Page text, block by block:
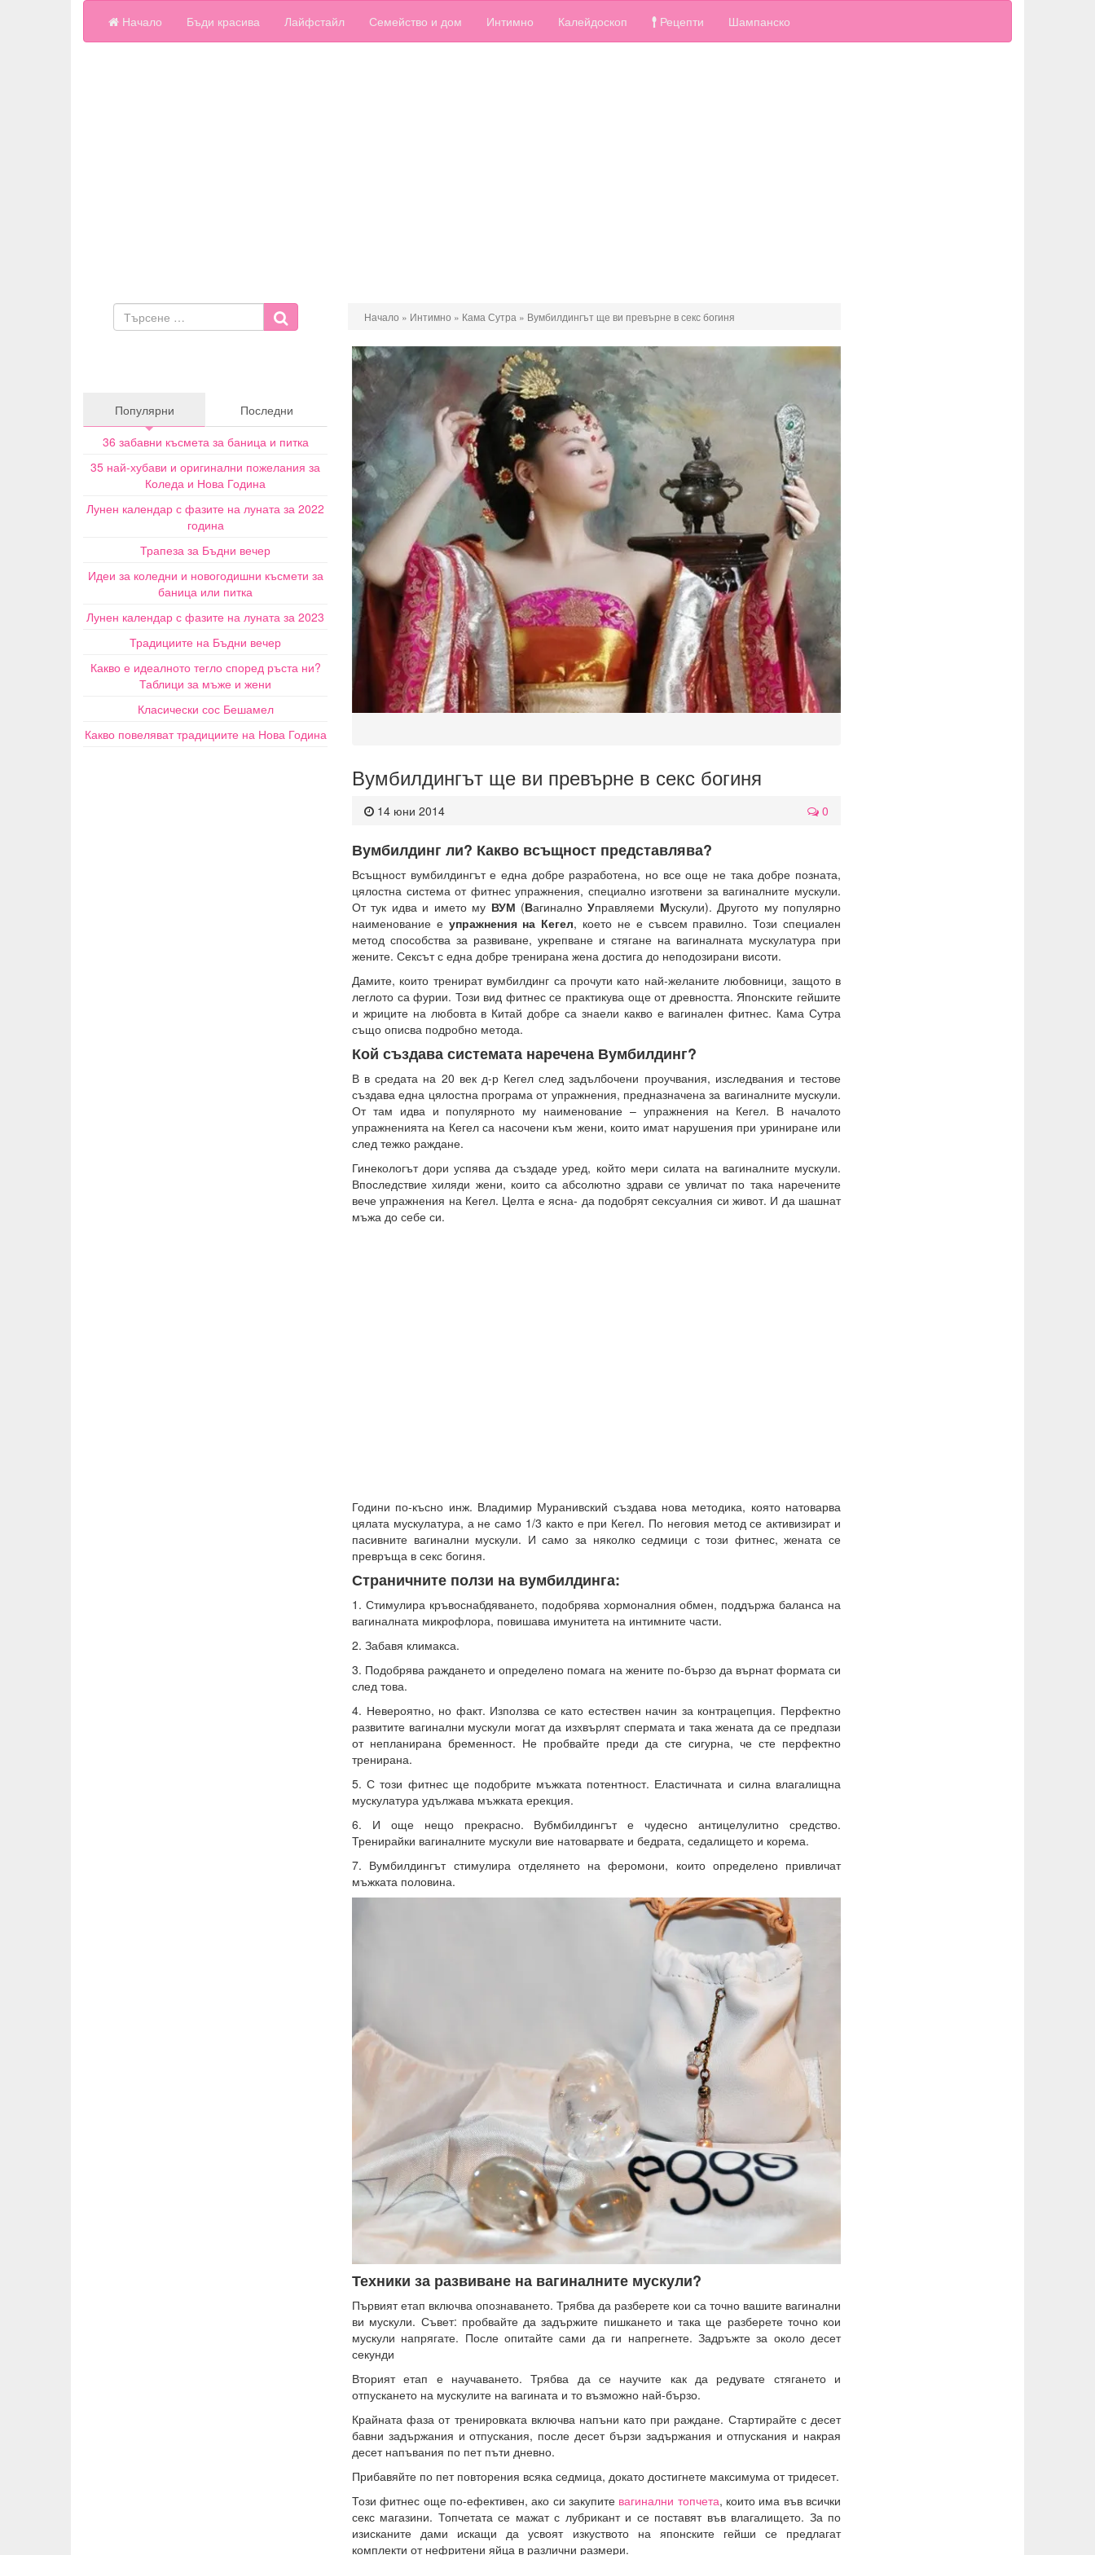
Начало Бъди красива Лайфстайл Семейство и дом Интимно Калейдоскоп Рецепти Шампанско
Начало » Интимно » Кама Сутра » Вумбилдингът ще ви превърне в секс богиня
Вумбилдингът ще ви превърне в секс богиня
14 юни 2014 0
Вумбилдинг ли? Какво всъщност представлява?
Всъщност вумбилдингът е една добре разработена, но все още не така добре позната,
цялостна система от фитнес упражнения, специално изготвени за вагиналните мускули.
От тук идва и името му ВУМ (ВагиналноУправляеми Мускули). Другото му популярно
наименование е упражнения на Кегел, което не е съвсем правилно. Този специален
метод способства за развиване, укрепване и стягане на вагиналната мускулатура при
жените. Сексът с една добре тренирана жена достига до неподозирани висоти.
Дамите, които тренират вумбилдинг са прочути като най-желаните любовници, защото в
леглото са фурии. Този вид фитнес се практикува още от древността. Японските гейшите
и жриците на любовта в Китай добре са знаели какво е вагинален фитнес. Кама Сутра
също описва подробно метода.
Кой създава системата наречена Вумбилдинг?
В в средата на 20 век д-р Кегел след задълбочени проучвания, изследвания и тестове
създава една цялостна програма от упражнения, предназначена за вагиналните мускули.
От там идва и популярното му наименование – упражнения на Кегел. В началото
упражненията на Кегел са насочени към жени, които имат нарушения при уриниране или
след тежко раждане.
Гинекологът дори успява да създаде уред, който мери силата на вагиналните мускули.
Впоследствие хиляди жени, които са абсолютно здрави се увличат по така наречените
вече упражнения на Кегел. Целта е ясна- да подобрят сексуалния си живот. И да шашнат
мъжа до себе си.
Години по-късно инж. Владимир Муранивский създава нова методика, която натоварва
цялата мускулатура, а не само 1/3 както е при Кегел. По неговия метод се активизират и
пасивните вагинални мускули. И само за няколко седмици с този фитнес, жената се
превръща в секс богиня.
Страничните ползи на вумбилдинга:
1. Стимулира кръвоснабдяването, подобрява хормоналния обмен, поддържа баланса на
вагиналната микрофлора, повишава имунитета на интимните части.
2. Забавя климакса.
3. Подобрява раждането и определено помага на жените по-бързо да върнат формата си
след това.
4. Невероятно, но факт. Използва се като естествен начин за контрацепция. Перфектно
развитите вагинални мускули могат да изхвърлят спермата и така жената да се предпази
от непланирана бременност. Не пробвайте преди да сте сигурна, че сте перфектно
тренирана.
5. С този фитнес ще подобрите мъжката потентност. Еластичната и силна влагалищна
мускулатура удължава мъжката ерекция.
6. И още нещо прекрасно. Вубмбилдингът е чудесно антицелулитно средство.
Тренирайки вагиналните мускули вие натоварвате и бедрата, седалището и корема.
7. Вумбилдингът стимулира отделянето на феромони, които определено привличат
мъжката половина.
Техники за развиване на вагиналните мускули?
Първият етап включва опознаването. Трябва да разберете кои са точно вашите вагинални
ви мускули. Съвет: пробвайте да задържите пишкането и така ще разберете точно кои
мускули напрягате. После опитайте сами да ги напрегнете. Задръжте за около десет
секунди
Вторият етап е научаването. Трябва да се научите как да редувате стягането и
отпускането на мускулите на вагината и то възможно най-бързо.
Крайната фаза от тренировката включва напъни като при раждане. Стартирайте с десет
бавни задържания и отпускания, после десет бързи задържания и отпускания и накрая
десет напъвания по пет пъти дневно.
Прибавяйте по пет повторения всяка седмица, докато достигнете максимума от тридесет.
Този фитнес още по-ефективен, ако си закупите вагинални топчета, които има във всички
секс магазини. Топчетата се мажат с лубрикант и се поставят във влагалището. За по
изисканите дами искащи да усвоят изкуството на японските гейши се предлагат
комплекти от нефритени яйца в различни размери.
Популярни
Последни
36 забавни късмета за баница и питка
35 най-хубави и оригинални пожелания за
Коледа и Нова Година
Лунен календар с фазите на луната за 2022
година
Трапеза за Бъдни вечер
Идеи за коледни и новогодишни късмети за
баница или питка
Лунен календар с фазите на луната за 2023
Традициите на Бъдни вечер
Какво е идеалното тегло според ръста ни?
Таблици за мъже и жени
Класически сос Бешамел
Какво повеляват традициите на Нова Година